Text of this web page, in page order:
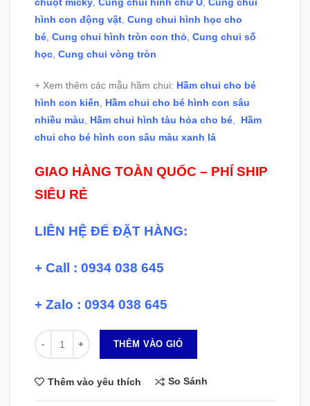
hình con động vật Cung chui hình học cho
bé Cung chui hình tròn con thỏ Cung chui số
học Cung chui vòng tròn
+ Xem thêm các mẫu hầm chui: Hầm chui cho bé
hình con kiến
Hầm chui cho bé hình con sâu
nhiều màu
Hầm chui hình tàu hỏa cho bé
Hầm
chui cho bé hình con sâu màu xanh lá
GIAO HÀNG TOÀN QUỐC – PHÍ SHIP
SIÊU RẺ
LIÊN HỆ ĐỂ ĐẶT HÀNG:
+ Call : 0934 038 645
+ Zalo : 0934 038 645
Số lượng
THÊM VÀO GIỎ
Thêm vào yêu thích So Sánh